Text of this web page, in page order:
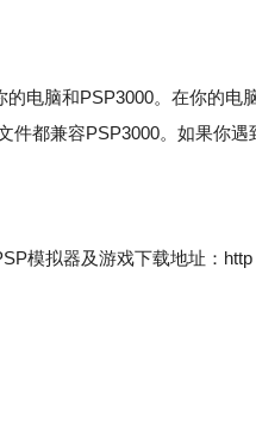
电脑和PSP3000。在你的电
件都兼容PSP3000。如果你遇
模拟器及游戏下载地址：http